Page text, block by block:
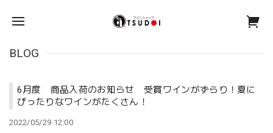
BLOG
6月度 商品入荷のお知らせ 受賞ワインがずらり！夏に
ぴったりなワインがたくさん！
2022/05/29 12:00